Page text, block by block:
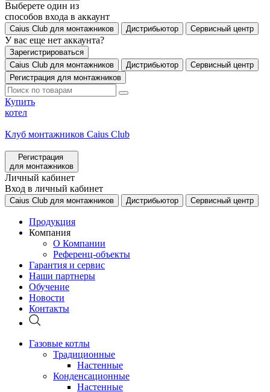
Выберете один из
способов входа в аккаунт
Caius Club для монтажников Дистрибьютор Сервисный центр
У вас еще нет аккаунта?
Зарегистрироваться
Caius Club для монтажников
Дистрибьютор
Сервисный центр
Регистрация для монтажников
Купить
котел
Клуб монтажников Caius Club
Регистрация
для монтажников
Личный кабинет
Вход в личный кабинет
Caius Club для монтажников Дистрибьютор Сервисный центр
Продукция
Компания
О Компании
Референц-объекты
Гарантия и сервис
Наши партнеры
Обучение
Новости
Контакты
Газовые котлы
Традиционные
Настенные
Конденсационные
Настенные